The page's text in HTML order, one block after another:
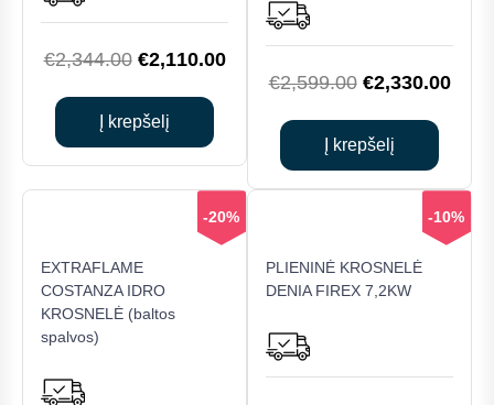
€2,344.00 Original
was:
€2,344.00.
€2,110.00Current
Į krepšelį
€2,599.00 Original
was:
€2,599.00.
€2,330.00
Į krepšelį
-20%
EXTRAFLAME
COSTANZA IDRO
KROSNELĖ (baltos
spalvos)
-10%
PLIENINĖ KROSNELĖ
DENIA FIREX 7,2KW